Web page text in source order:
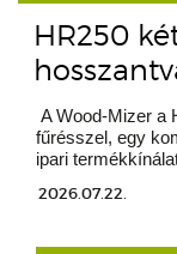
HR250
A Wood-Mizer a
fűrésszel, egy
ipari
2026.07.22.